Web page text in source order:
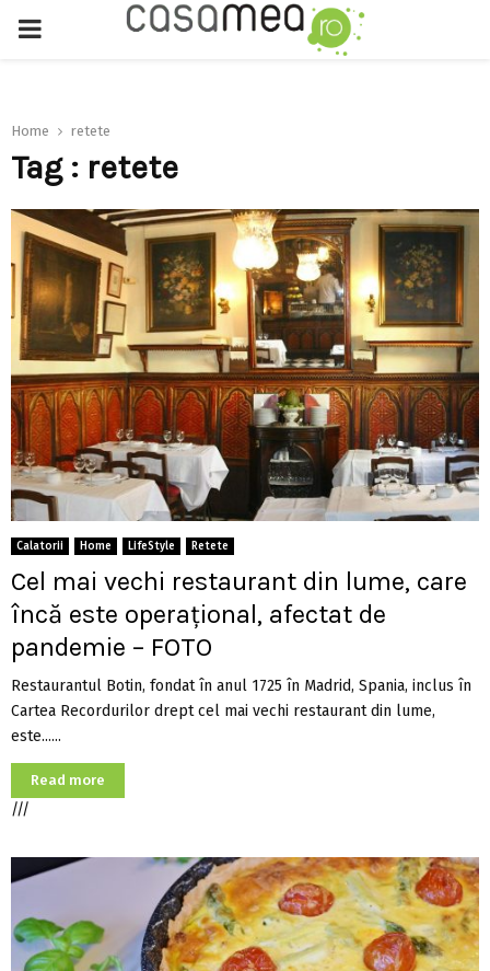
PRIMARY
Home retete
Tag : retete
Calatorii Home LifeStyle Retete
Cel mai vechi restaurant din lume, care
încă este operațional, afectat de
pandemie – FOTO
Restaurantul Botin, fondat în anul 1725 în Madrid, Spania, inclus în
Cartea Recordurilor drept cel mai vechi restaurant din lume,
este......
Read more
///